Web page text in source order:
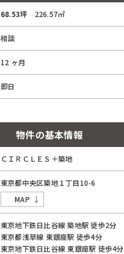
68.53坪 226.57㎡
相談
12 ヶ月
即日
物件の基本情報
ＣＩＲＣＬＥＳ＋築地
東京都中央区築地１丁目10-6
MAP
東京地下鉄日比谷線 築地駅 徒歩2分
東京都浅草線 東銀座駅 徒歩4分
東京地下鉄日比谷線 東銀座駅 徒歩4分